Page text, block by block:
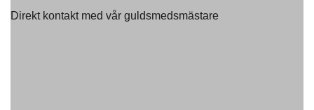
Direkt kontakt med vår guldsmedsmästare